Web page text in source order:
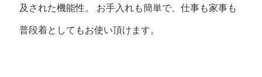
及された機能性。 お手入れも簡単で、仕事も家事も
普段着としてもお使い頂けます。